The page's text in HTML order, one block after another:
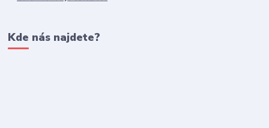
Kde nás najdete?